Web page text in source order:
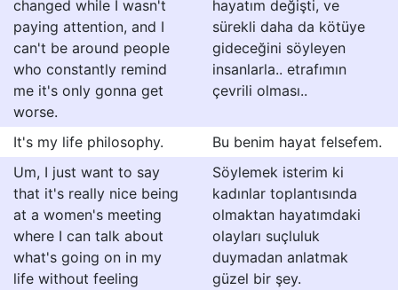
changed while I wasn't
paying attention, and I
can't be around people
who constantly remind
me it's only gonna get
worse.
hayatım değişti, ve
sürekli daha da kötüye
gideceğini söyleyen
insanlarla.. etrafımın
çevrili olması..
It's my life philosophy.
Bu benim hayat felsefem.
Um, I just want to say
that it's really nice being
at a women's meeting
where I can talk about
what's going on in my
life without feeling
Söylemek isterim ki
kadınlar toplantısında
olmaktan hayatımdaki
olayları suçluluk
duymadan anlatmak
güzel bir şey.